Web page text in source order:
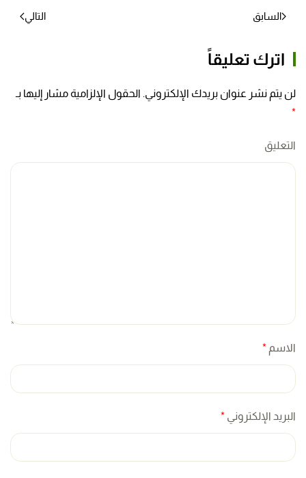
السابق التالي
اترك تعليقاً
لن يتم نشر عنوان بريدك الإلكتروني. الحقول الإلزامية مشار إليها بـ
*
التعليق
الاسم *
البريد الإلكتروني *